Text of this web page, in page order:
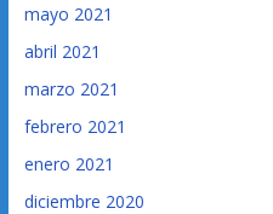
mayo 2021
abril 2021
marzo 2021
febrero 2021
enero 2021
diciembre 2020